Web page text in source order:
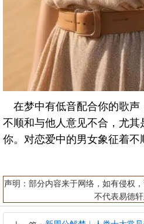
在梦中有低音配合你的歌
不顺和与他人意见不合，尤
你。对恋爱中的男女象征着不
声明：部分内容来于网络，如有侵权
不代表易德轩